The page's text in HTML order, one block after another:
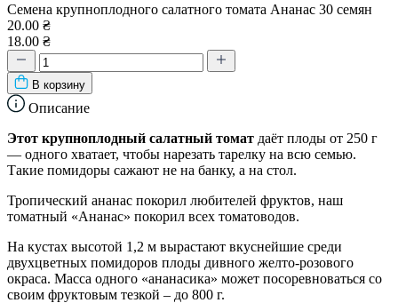
Семена крупноплодного салатного томата Ананас 30 семян
20.00 ₴
18.00 ₴
В корзину
Описание
Этот крупноплодный салатный томат даёт плоды от 250 г
— одного хватает, чтобы нарезать тарелку на всю семью.
Такие помидоры сажают не на банку, а на стол.
Тропический ананас покорил любителей фруктов, наш
томатный «Ананас» покорил всех томатоводов.
На кустах высотой 1,2 м вырастают вкуснейшие среди
двухцветных помидоров плоды дивного желто-розового
окраса. Масса одного «ананасика» может посоревноваться со
своим фруктовым тезкой – до 800 г.